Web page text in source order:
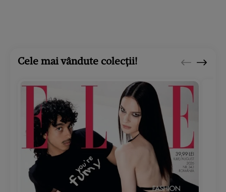
Cele mai vândute colecții!